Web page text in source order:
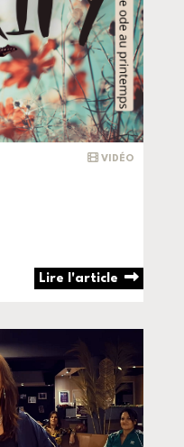
VIDÉO
Lire l'article